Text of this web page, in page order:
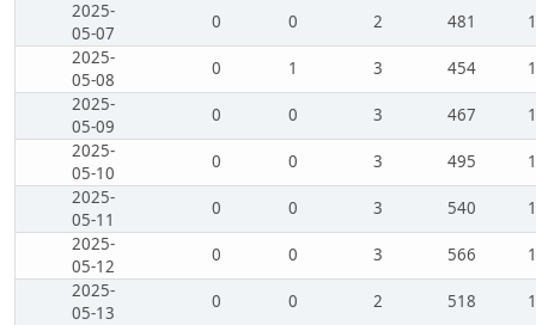
2025-
05-07
0 0 2 481
2025-
05-08
0 1 3 454
2025-
05-09
0 0 3 467
2025-
05-10
0 0 3 495
2025-
05-11
0 0 3 540
2025-
05-12
0 0 3 566
2025-
05-13
0 0 2 518